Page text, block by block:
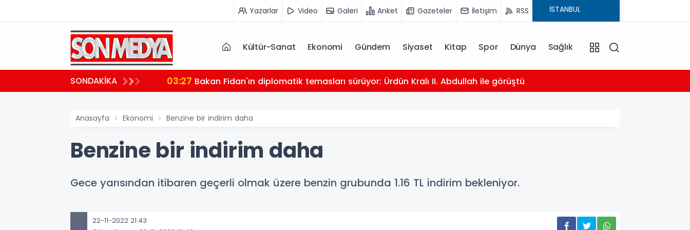
Yazarlar Video Galeri Anket Gazeteler İletişim RSS
Kültür-Sanat Ekonomi Gündem Siyaset Kitap Spor Dünya Sağlık
SONDAKİKA 03:27 Bakan Fidan'ın diplomatik temasları sürüyor: Ürdün Kralı II. Abdullah ile görüştü
Anasayfa Ekonomi Benzine bir indirim daha
Benzine bir indirim daha
Gece yarısından itibaren geçerli olmak üzere benzin grubunda 1.16 TL indirim bekleniyor.
22-11-2022 21:43